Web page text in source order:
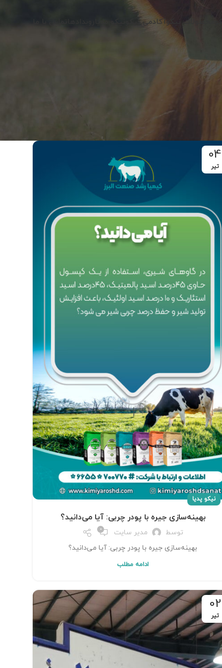
محصولات نیکوآکادمی نیکو
04
تیر
نیکو پدیا
بهینه‌سازی جیره با پودر چربی: آیا می‌دانید؟
توسط مدیر سایت 0
بهینه‌سازی جیره با پودر چربی: آیا می‌دانید؟
ادامه مطلب
02
تیر